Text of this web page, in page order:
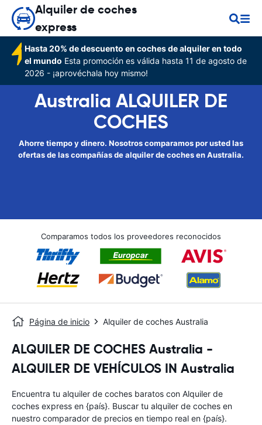
Alquiler de coches
express
Hasta 20% de descuento en coches de alquiler en todo
el mundo Esta promoción es válida hasta 11 de agosto de
2026 - ¡aprovéchala hoy mismo!
Australia ALQUILER DE
COCHES
Ahorre tiempo y dinero. Nosotros comparamos por usted las
ofertas de las compañías de alquiler de coches en Australia.
Comparamos todos los proveedores reconocidos
Página de inicio Alquiler de coches Australia
ALQUILER DE COCHES Australia -
ALQUILER DE VEHÍCULOS IN Australia
Encuentra tu alquiler de coches baratos con Alquiler de
coches express en {país}. Buscar tu alquiler de coches en
nuestro comparador de precios en tiempo real en {país}.